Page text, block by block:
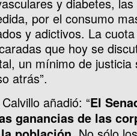
por el consumo
y adictivos. La
que hoy se
un mínimo de justicia
atrás”.
añadió: “El
ganancias de las